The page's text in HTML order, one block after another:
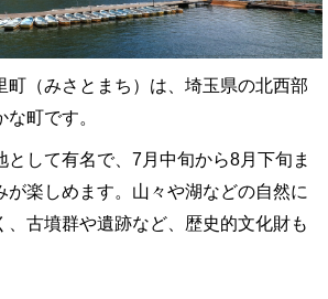
町（みさとまち）は、埼玉県の北西部
町です。
として有名で、7月中旬から8月下旬ま
が楽しめます。山々や湖などの自然に
、古墳群や遺跡など、歴史的文化財も